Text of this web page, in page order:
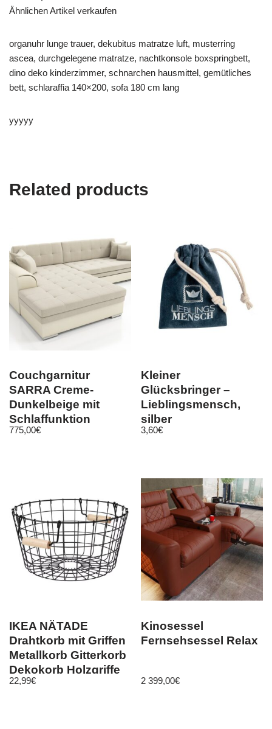
Ähnlichen Artikel verkaufen
organuhr lunge trauer, dekubitus matratze luft, musterring
ascea, durchgelegene matratze, nachtkonsole boxspringbett,
dino deko kinderzimmer, schnarchen hausmittel, gemütliches
bett, schlaraffia 140×200, sofa 180 cm lang
yyyyy
Related products
Couchgarnitur
SARRA Creme-
Dunkelbeige mit
Schlaffunktion
Ottomane Links
775,00€
Kleiner
Glücksbringer –
Lieblingsmensch,
silber
3,60€
IKEA NÄTADE
Drahtkorb mit Griffen
Metallkorb Gitterkorb
Dekokorb Holzgriffe
38×20 cm
22,99€
Kinosessel
Fernsehsessel Relax
2 399,00€